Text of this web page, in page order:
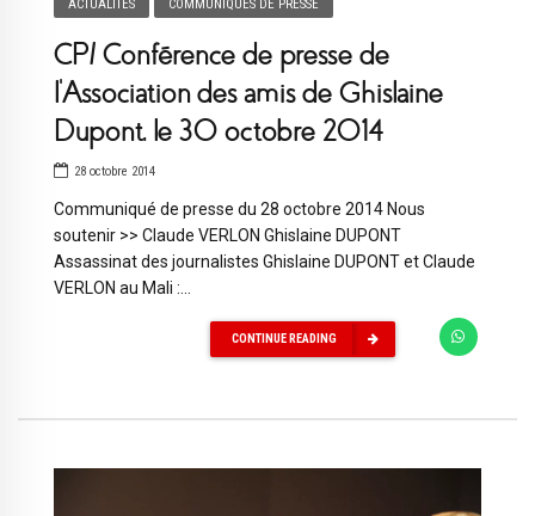
ACTUALITÉS COMMUNIQUÉS DE PRESSE
CP/ Conférence de presse de
l’Association des amis de Ghislaine
Dupont, le 30 octobre 2014
28 octobre 2014
Communiqué de presse du 28 octobre 2014 Nous
soutenir >> Claude VERLON Ghislaine DUPONT
Assassinat des journalistes Ghislaine DUPONT et Claude
VERLON au Mali :...
CONTINUE READING